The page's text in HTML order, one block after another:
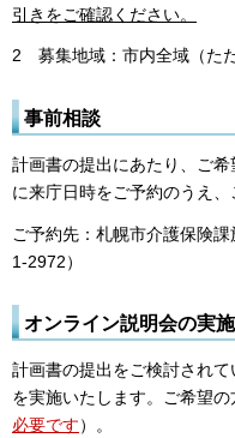
引きをご確認ください。
2 募集地域：市内全域（た
事前相談
計画書の提出にあたり、ご
に来庁日時をご予約のうえ、
ご予約先：札幌市介護保険
1-2972）
オンライン説明会の実施
計画書の提出をご検討され
を実施いたします。ご希望
必要です）。